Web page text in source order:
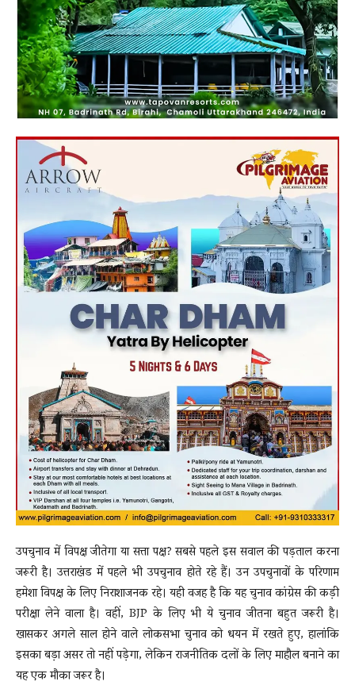
उपचुनाव में विपक्ष जीतेगा या सत्ता पक्ष? सबसे पहले इस सवाल की पड़ताल करना
जरूरी है। उत्तराखंड में पहले भी उपचुनाव होते रहे हैं। उन उपचुनावों के परिणाम
हमेशा विपक्ष के लिए निराशाजनक रहे। यही वजह है कि यह चुनाव कांग्रेस की कड़ी
परीक्षा लेने वाला है। वहीं, BJP के लिए भी ये चुनाव जीतना बहुत जरूरी है।
खासकर अगले साल होने वाले लोकसभा चुनाव को धयन में रखते हुए, हालांकि
इसका बड़ा असर तो नहीं पड़ेगा, लेकिन राजनीतिक दलों के लिए माहौल बनाने का
यह एक मौका जरूर है।